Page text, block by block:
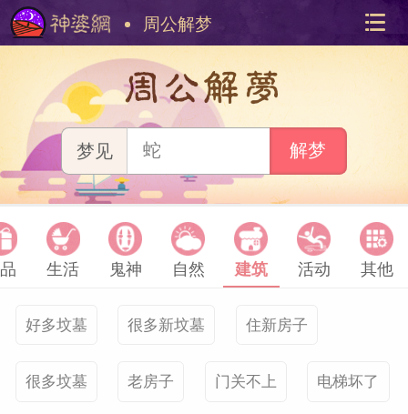
美国神
周公解梦
站内导
梦见 解梦
生活 鬼神 自然 建筑 活动 其他
好多坟墓 很多新坟墓 住新房子
很多坟墓 老房子 门关不上 电梯坏了